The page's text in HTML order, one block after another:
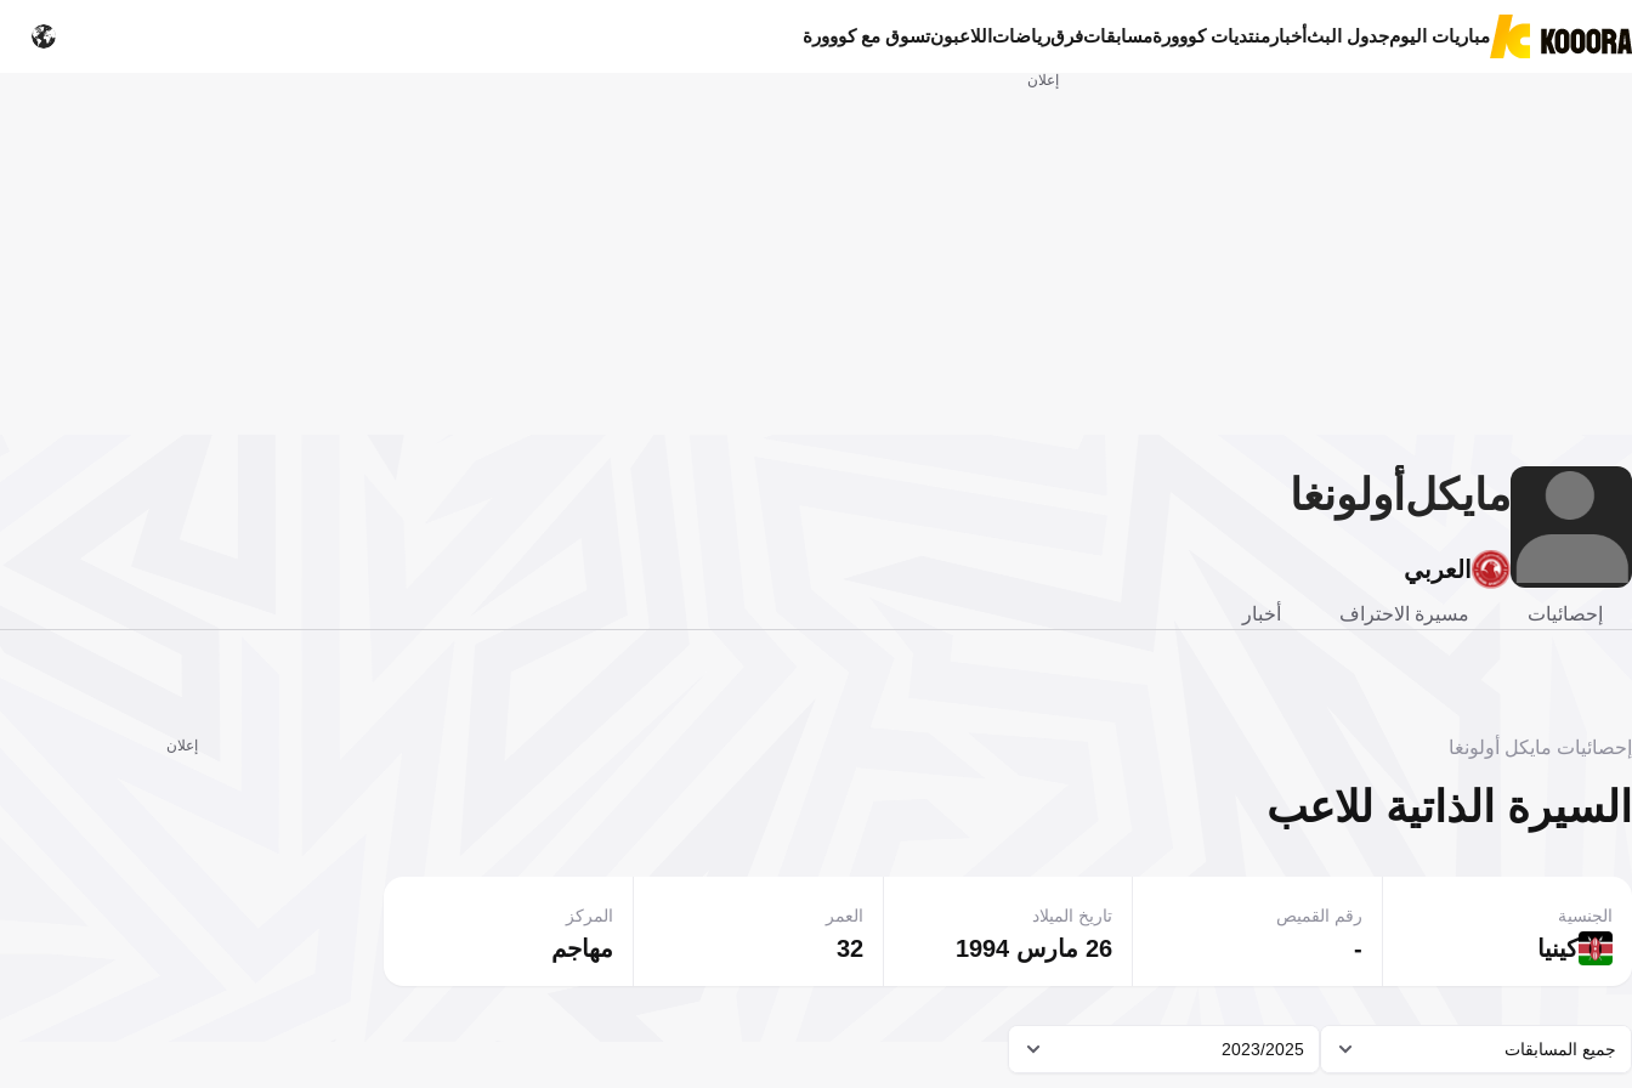
مباريات اليومجدول البثأخبار منتديات كووورةمسابقاتفرقرياضات اللاعبونتسوق مع كووورة
إعلان
مايكل أولونغا
العربي
إحصائيات مسيرة الاحتراف أخبار
إحصائيات مايكل أولونغا
السيرة الذاتية للاعب
كينيا
الجنسية
-
رقم القميص
26 مارس 1994
تاريخ الميلاد
32
العمر
مهاجم
المركز
جميع المسابقات 2023/2025
إعلان